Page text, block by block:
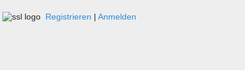
Registrieren | Anmelden